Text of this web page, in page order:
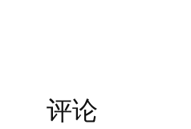
评论